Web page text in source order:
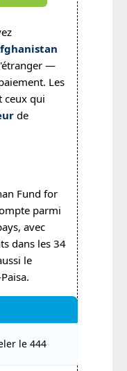
—
Les
ceux qui
de
Fund for
parmi
avec
dans les 34
le
le 444